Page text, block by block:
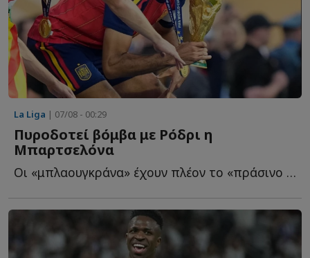
La Liga | 07/08 - 00:29
Πυροδοτεί βόμβα με Ρόδρι η
Μπαρτσελόνα
Οι «μπλαουγκράνα» έχουν πλέον το «πράσινο φως» από τ...